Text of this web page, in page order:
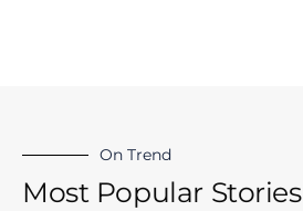
On Trend
Most Popular Stories